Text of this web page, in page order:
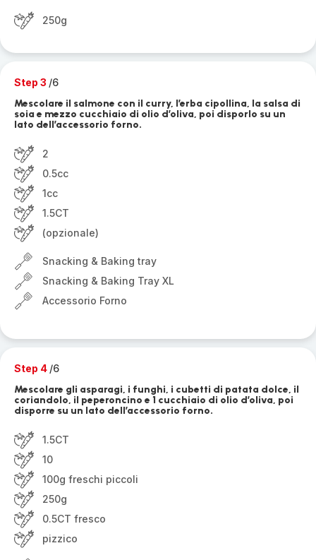
250g
Step 3 /6
Mescolare il salmone con il curry, l’erba cipollina, la salsa di
soia e mezzo cucchiaio di olio d’oliva, poi disporlo su un
lato dell’accessorio forno.
2
0.5cc
1cc
1.5CT
(opzionale)
Snacking & Baking tray
Snacking & Baking Tray XL
Accessorio Forno
Step 4 /6
Mescolare gli asparagi, i funghi, i cubetti di patata dolce, il
coriandolo, il peperoncino e 1 cucchiaio di olio d’oliva, poi
disporre su un lato dell’accessorio forno.
1.5CT
10
100g freschi piccoli
250g
0.5CT fresco
pizzico